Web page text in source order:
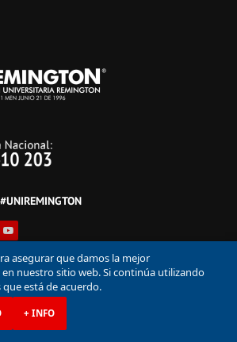
Remington 2026
asegurar que damos la mejor
nuestro sitio web. Si continúa utilizando
está de acuerdo.
+ INFO